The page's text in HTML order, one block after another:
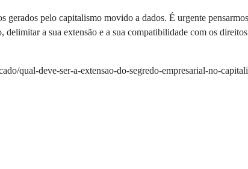
gerados pelo capitalismo movido a dados. É urgente
delimitar a sua extensão e a sua compatibilidade com os
qual-deve-ser-a-extensao-do-segredo-empresarial-no-